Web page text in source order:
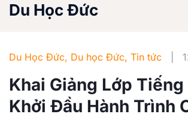
Du Học Đức
Du Học Đức, Du học Đức, Tin tức
Khai Giảng Lớp
Khởi Đầu Hành Trình